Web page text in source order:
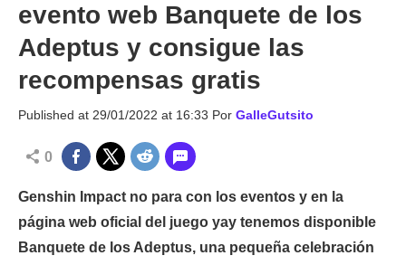
evento web Banquete de los
Adeptus y consigue las
recompensas gratis
Published at 29/01/2022 at 16:33 Por GalleGutsito
0
Genshin Impact no para con los eventos y en la
página web oficial del juego yay tenemos disponible
Banquete de los Adeptus, una pequeña celebración